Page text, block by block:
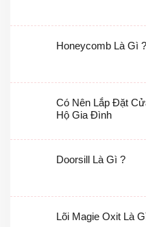
Honeycomb Là Gì ?
Có Nên Lắp Đặt
Hộ Gia Đình
Doorsill Là Gì ?
Lõi Magie Oxit Là